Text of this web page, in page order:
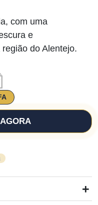
com uma
e
do Alentejo.
+